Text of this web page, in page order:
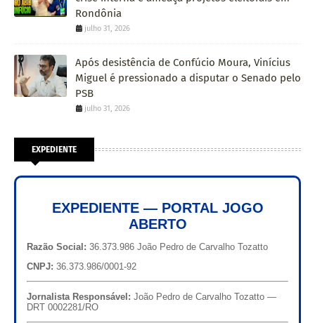
Rondônia
julho 31, 2026
Após desistência de Confúcio Moura, Vinícius
Miguel é pressionado a disputar o Senado pelo
PSB
julho 31, 2026
EXPEDIENTE
EXPEDIENTE — PORTAL JOGO
ABERTO
Razão Social: 36.373.986 João Pedro de Carvalho Tozatto
CNPJ: 36.373.986/0001-92
Jornalista Responsável: João Pedro de Carvalho Tozatto —
DRT 0002281/RO